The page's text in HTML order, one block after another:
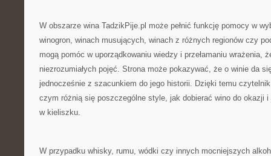
W obszarze wina TadzikPije.pl może pełnić funkcję pomocy w
winogron, winach musujących, winach z różnych regionów czy
mogą pomóc w uporządkowaniu wiedzy i przełamaniu wrażenia,
niezrozumiałych pojęć. Strona może pokazywać, że o winie da
jednocześnie z szacunkiem do jego historii. Dzięki temu
czym różnią się poszczególne style, jak dobierać wino do okazji
w kieliszku.
W przypadku whisky, rumu, wódki czy innych mocniejszych